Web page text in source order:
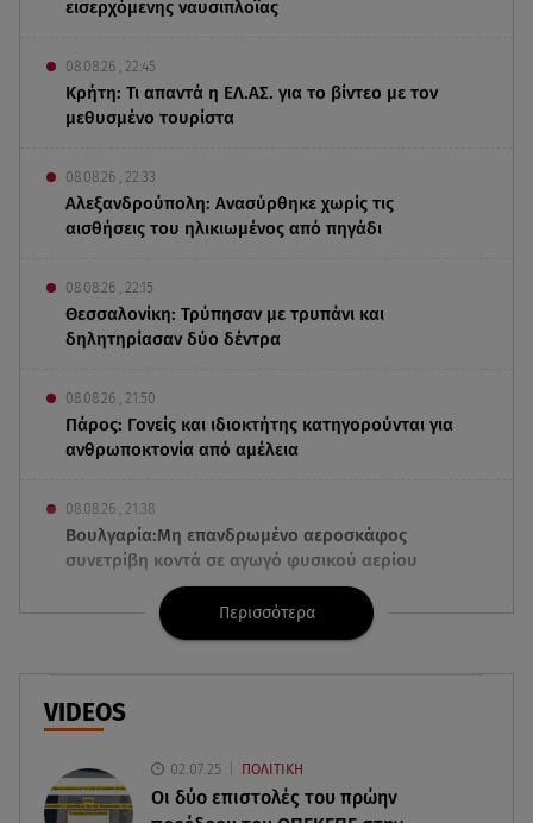
εισερχόμενης ναυσιπλοΐας
08.08.26 , 22:45
Κρήτη: Τι απαντά η ΕΛ.ΑΣ. για το βίντεο με τον
μεθυσμένο τουρίστα
08.08.26 , 22:33
Αλεξανδρούπολη: Ανασύρθηκε χωρίς τις
αισθήσεις του ηλικιωμένος από πηγάδι
08.08.26 , 22:15
Θεσσαλονίκη: Τρύπησαν με τρυπάνι και
δηλητηρίασαν δύο δέντρα
08.08.26 , 21:50
Πάρος: Γονείς και ιδιοκτήτης κατηγορούνται για
ανθρωποκτονία από αμέλεια
08.08.26 , 21:38
Βουλγαρία:Μη επανδρωμένο αεροσκάφος
συνετρίβη κοντά σε αγωγό φυσικού αερίου
08.08.26 , 21:32
Φωτιά στην Αττικοβοιωτία: Ενέργεια ίση με έξι
ατομικές βόμβες
08.08.26 , 21:20
«Ισλαμικό ΝΑΤΟ»: Πώς επηρεάζεται η Ελλάδα
από τη νέα συμμαχία
Περισσότερα
VIDEOS
02.07.25 ΠΟΛΙΤΙΚΗ
Οι δύο επιστολές του πρώην